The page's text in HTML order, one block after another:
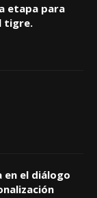
etapa para
tigre.
en el diálogo